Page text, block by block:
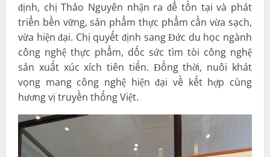
định, chị Thảo Nguyên nhận ra để tồn tại và phát
triển bền vững, sản phẩm thực phẩm cần vừa sạch,
vừa hiện đại. Chị quyết định sang Đức du học ngành
công nghệ thực phẩm, dốc sức tìm tòi công nghệ
sản xuất xúc xích tiên tiến. Đồng thời, nuôi khát
vọng mang công nghệ hiện đại về kết hợp cùng
hương vị truyền thống Việt.